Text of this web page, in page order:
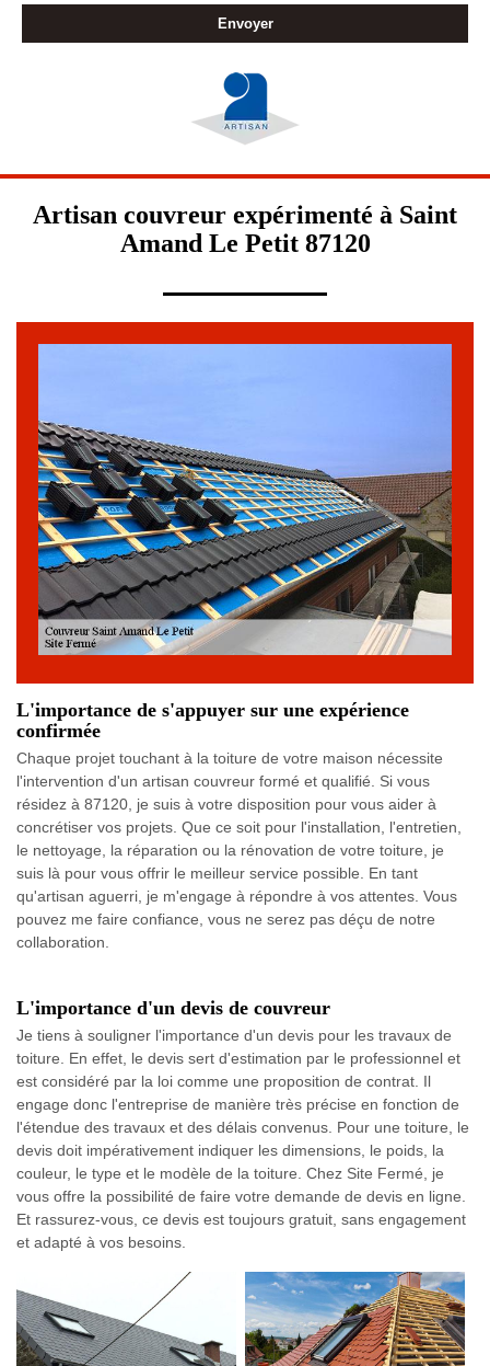
Artisan couvreur expérimenté à Saint
Amand Le Petit 87120
L'importance de s'appuyer sur une expérience
confirmée
Chaque projet touchant à la toiture de votre maison nécessite
l'intervention d'un artisan couvreur formé et qualifié. Si vous
résidez à 87120, je suis à votre disposition pour vous aider à
concrétiser vos projets. Que ce soit pour l'installation, l'entretien,
le nettoyage, la réparation ou la rénovation de votre toiture, je
suis là pour vous offrir le meilleur service possible. En tant
qu'artisan aguerri, je m'engage à répondre à vos attentes. Vous
pouvez me faire confiance, vous ne serez pas déçu de notre
collaboration.
L'importance d'un devis de couvreur
Je tiens à souligner l'importance d'un devis pour les travaux de
toiture. En effet, le devis sert d'estimation par le professionnel et
est considéré par la loi comme une proposition de contrat. Il
engage donc l'entreprise de manière très précise en fonction de
l'étendue des travaux et des délais convenus. Pour une toiture, le
devis doit impérativement indiquer les dimensions, le poids, la
couleur, le type et le modèle de la toiture. Chez Site Fermé, je
vous offre la possibilité de faire votre demande de devis en ligne.
Et rassurez-vous, ce devis est toujours gratuit, sans engagement
et adapté à vos besoins.